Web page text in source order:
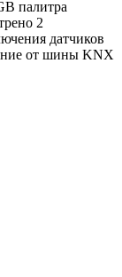
палитра
2
датчиков
от шины KNX